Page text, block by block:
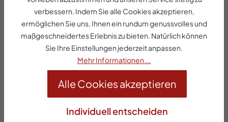
12,24 €*
0.48 Kilogramm (25,50 €* / 1 Kilogramm)
verbessern. Indem Sie alle Cookies akzeptieren,
ermöglichen Sie uns, Ihnen ein rundum genussvolles und
maßgeschneidertes Erlebnis zu bieten. Natürlich können
Sie Ihre Einstellungen jederzeit anpassen.
Mehr Informationen ...
Alle Cookies akzeptieren
Individuell entscheiden